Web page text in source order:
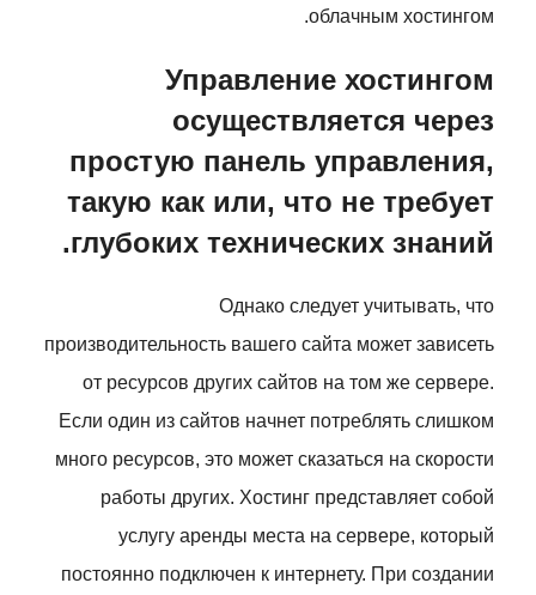
облачным хостингом.
Управление хостингом
осуществляется через
простую панель управления,
такую как или, что не требует
глубоких технических знаний.
Однако следует учитывать, что
производительность вашего сайта может зависеть
от ресурсов других сайтов на том же сервере.
Если один из сайтов начнет потреблять слишком
много ресурсов, это может сказаться на скорости
работы других. Хостинг представляет собой
услугу аренды места на сервере, который
постоянно подключен к интернету. При создании